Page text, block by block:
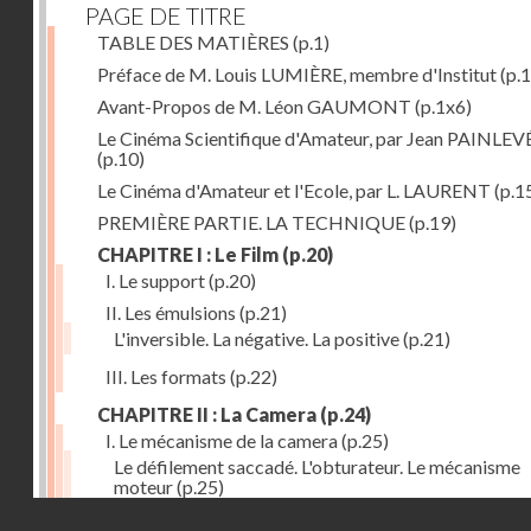
PAGE DE TITRE
TABLE DES MATIÈRES (p.1)
Préface de M. Louis LUMIÈRE, membre d'Institut
Avant-Propos de M. Léon GAUMONT (p.1x6)
Le Cinéma Scientifique d'Amateur, par Jean
(p.10)
Le Cinéma d'Amateur et l'Ecole, par L. LAURENT
PREMIÈRE PARTIE. LA TECHNIQUE(p.19)
CHAPITRE I : Le Film (p.20)
I. Le support(p.20)
II. Les émulsions (p.21)
L'inversible. La négative. La positive(p.21)
III. Les formats (p.22)
CHAPITRE II : La Camera (p.24)
I. Le mécanisme de la camera(p.25)
Le défilement saccadé. L'obturateur. Le mécanisme
moteur(p.25)